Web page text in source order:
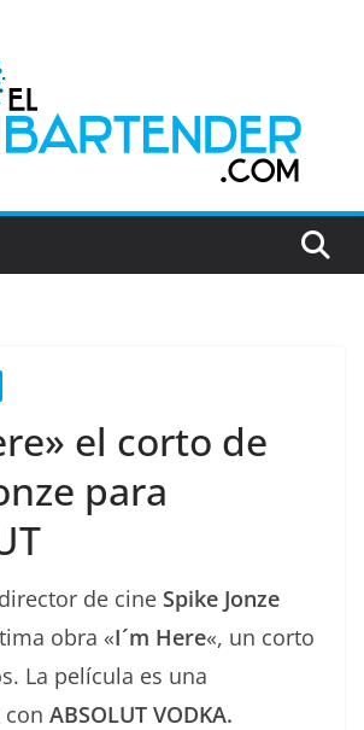
el corto de
para
de cine Spike Jonze
obra «I´m Here«, un corto
La película es una
ABSOLUT VODKA.